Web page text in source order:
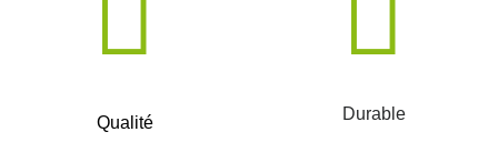
Qualité Durable